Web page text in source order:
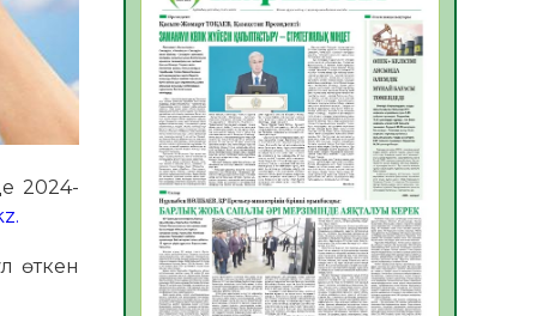
2024-
өткен
ҚҰРЫЛТАЙ САЙЛАУЫ –
БОЛАШАҚҚА БАСТАР
ЖАУАПТЫ ТАҢДАУ
06.08.2026
55
Инфекциялық ауруларға
қарсы иммундау
жұмыстарының тиімділігі
06.08.2026
57
Көкжөтел ауруы туралы